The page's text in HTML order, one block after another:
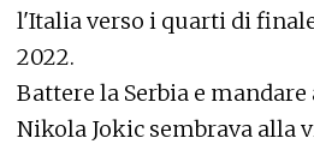
l'Italia verso i quarti di
2022.
Battere la Serbia e mandare
Nikola Jokic sembrava alla